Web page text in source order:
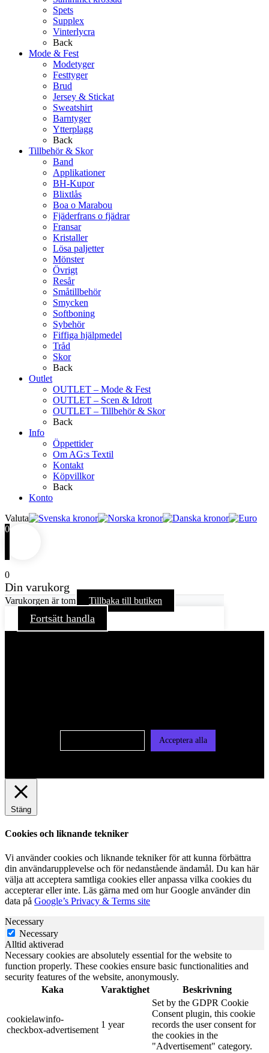
Spets
Supplex
Vinterlycra
Back
Mode & Fest
Modetyger
Festtyger
Brud
Jersey & Stickat
Sweatshirt
Barntyger
Ytterplagg
Back
Tillbehör & Skor
Band
Applikationer
BH-Kupor
Blixtlås
Boa o Marabou
Fjäderfrans o fjädrar
Fransar
Kristaller
Lösa paljetter
Mönster
Övrigt
Resår
Småtillbehör
Smycken
Softboning
Sybehör
Fiffiga hjälpmedel
Tråd
Skor
Back
Outlet
OUTLET – Mode & Fest
OUTLET – Scen & Idrott
OUTLET – Tillbehör & Skor
Back
Info
Öppettider
Om AG:s Textil
Kontakt
Köpvillkor
Back
Konto
Valuta
0
0
Din varukorg
Varukorgen är tom Tillbaka till butiken
Fortsätt handla
Acceptera alla
Stäng
Cookies och liknande tekniker
Vi använder cookies och liknande tekniker för att kunna förbättra
din användarupplevelse och för nedanstående ändamål. Du kan här
välja att acceptera samtliga cookies eller anpassa vilka cookies du
accepterar eller inte. Läs gärna med om hur Google använder din
data på Google’s Privacy & Terms site
Necessary
Necessary
Alltid aktiverad
Necessary cookies are absolutely essential for the website to
function properly. These cookies ensure basic functionalities and
security features of the website, anonymously.
Kaka
Varaktighet Beskrivning
cookielawinfo-
checkbox-advertisement
1 year
Set by the GDPR Cookie
Consent plugin, this cookie
records the user consent for
the cookies in the
"Advertisement" category.